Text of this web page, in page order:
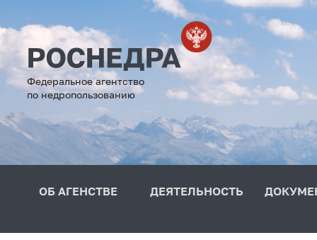
Федеральное агентство
по недропользованию
ОБ АГЕНСТВЕ ДЕЯТЕЛЬНОСТЬ